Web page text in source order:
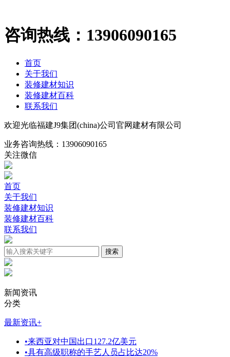
咨询热线： 13906090165
首页
关于我们
装修建材知识
装修建材百科
联系我们
欢迎光临福建J9集团(china)公司官网建材有限公司
业务咨询热线： 13906090165
关注微信
首页
关于我们
装修建材知识
装修建材百科
联系我们
新闻资讯
分类
最新资讯+
•来西亚对中国出口127.2亿美元
•具有高级职称的手艺人员占比达20%